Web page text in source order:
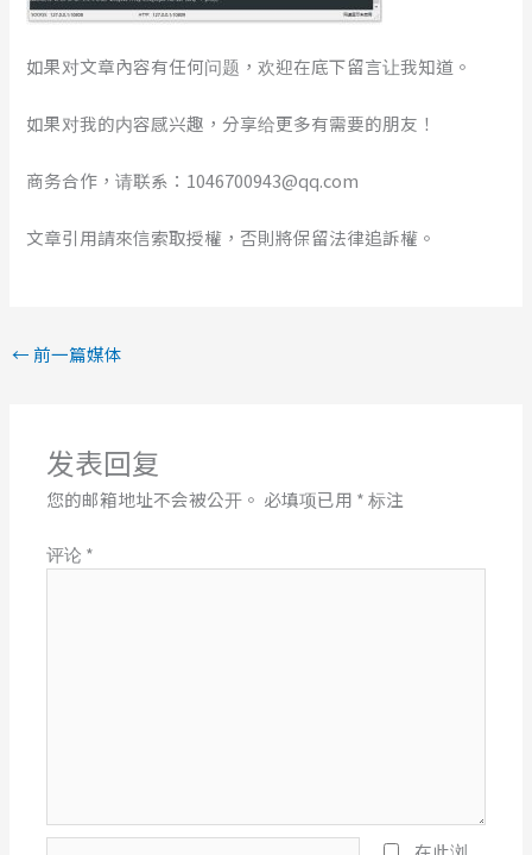
如果对文章內容有任何问题，欢迎在底下留言让我知道。
如果对我的内容感兴趣，分享给更多有需要的朋友！
商务合作，请联系：1046700943@qq.com
文章引用請來信索取授權，否則將保留法律追訴權。
← 前一篇媒体
发表回复
您的邮箱地址不会被公开。 必填项已用 *标注
评论 *